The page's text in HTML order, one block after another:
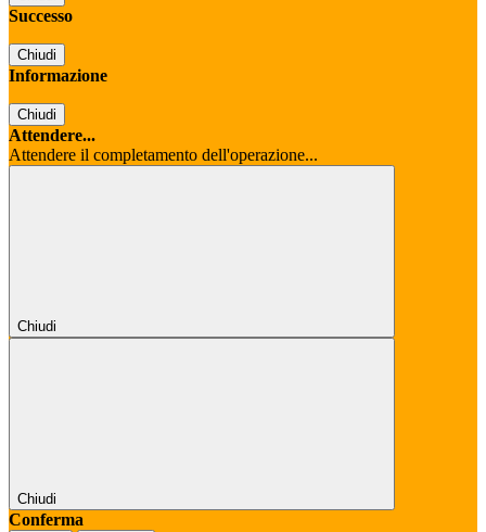
Successo
Chiudi
Informazione
Chiudi
Attendere...
Attendere il completamento dell'operazione...
Chiudi
Chiudi
Conferma